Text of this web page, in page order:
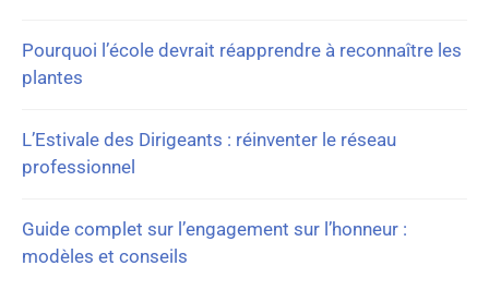
Pourquoi l’école devrait réapprendre à reconnaître les
plantes
L’Estivale des Dirigeants : réinventer le réseau
professionnel
Guide complet sur l’engagement sur l’honneur :
modèles et conseils